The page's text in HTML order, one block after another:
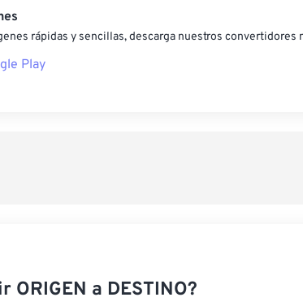
rápidas y sencillas, descarga nuestros convertidores
ORIGEN a DESTINO?